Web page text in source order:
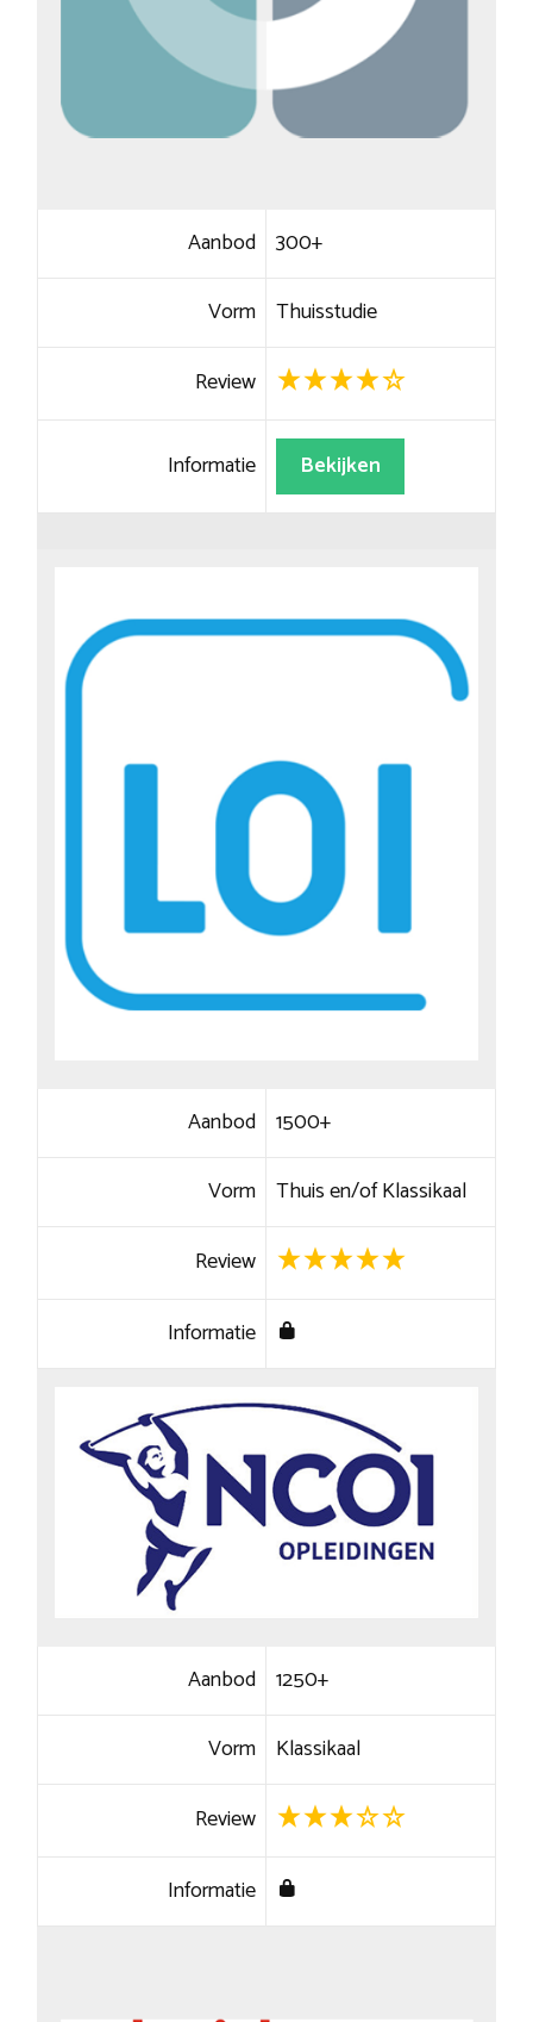
Aanbod 300+
Vorm Thuisstudie
Review
Informatie Bekijken
Aanbod 1500+
Vorm Thuis en/of Klassikaal
Review
Informatie
Aanbod 1250+
Vorm Klassikaal
Review
Informatie